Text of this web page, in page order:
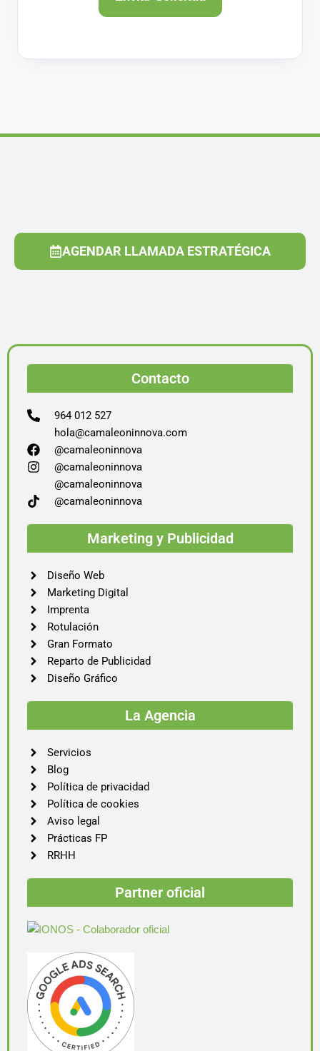
AGENDAR LLAMADA ESTRATÉGICA
Contacto
964 012 527
hola@camaleoninnova.com
@camaleoninnova
@camaleoninnova
@camaleoninnova
@camaleoninnova
Marketing y Publicidad
Diseño Web
Marketing Digital
Imprenta
Rotulación
Gran Formato
Reparto de Publicidad
Diseño Gráfico
La Agencia
Servicios
Blog
Política de privacidad
Política de cookies
Aviso legal
Prácticas FP
RRHH
Partner oficial